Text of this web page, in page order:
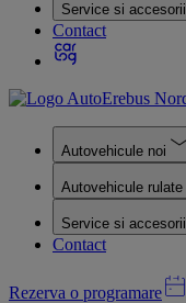
Service si accesorii
Contact
Autovehicule noi
Autovehicule rulate
Service si accesorii
Contact
Rezerva o programare